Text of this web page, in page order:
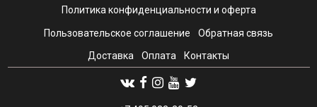
Политика конфиденциальности и оферта
Пользовательское соглашение Обратная связь
Доставка Оплата Контакты